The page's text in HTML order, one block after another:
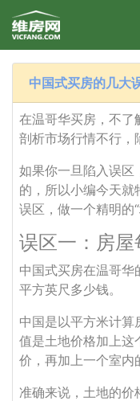
中国式买房的几大
在温哥华买房，不了
剖析市场行情不行，
如果你一旦陷入误区
的，所以小编今天就
误区，做一个精明的“
误区一：房
中国式买房在温哥华
平方英尺多少钱。
中国是以平方米计算
值是土地价格加上这
价，再加上一个室内
准确来说，土地的价